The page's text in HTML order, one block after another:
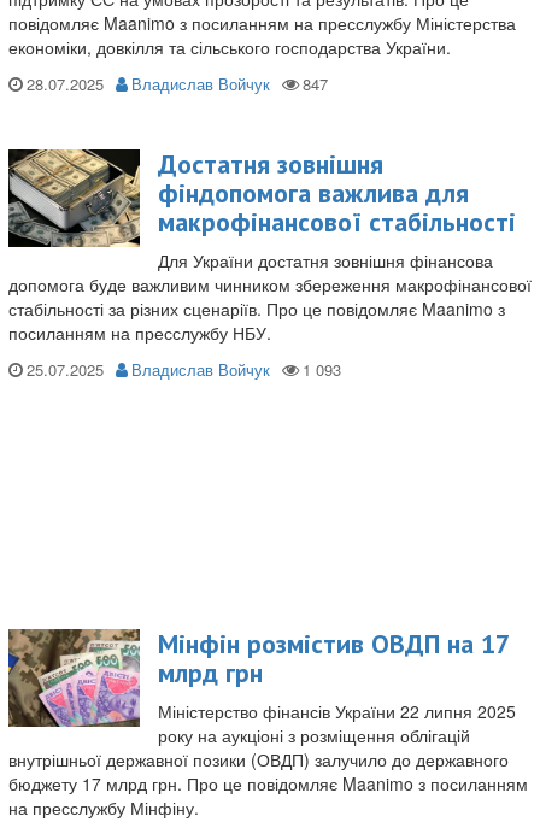
повідомляє Maanimo з посиланням на пресслужбу Міністерства
економіки, довкілля та сільського господарства України.
28.07.2025 Владислав Войчук
Достатня зовнішня
фіндопомога важлива для
макрофінансової стабільності
Для України достатня зовнішня фінансова
допомога буде важливим чинником збереження макрофінансової
стабільності за різних сценаріїв. Про це повідомляє Maanimo з
посиланням на пресслужбу НБУ.
25.07.2025 Владислав Войчук
Мінфін розмістив ОВДП на 17
млрд грн
Міністерство фінансів України 22 липня 2025
року на аукціоні з розміщення облігацій
внутрішньої державної позики (ОВДП) залучило до державного
бюджету 17 млрд грн. Про це повідомляє Maanimo з посиланням
на пресслужбу Мінфіну.